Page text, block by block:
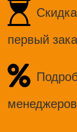
первый